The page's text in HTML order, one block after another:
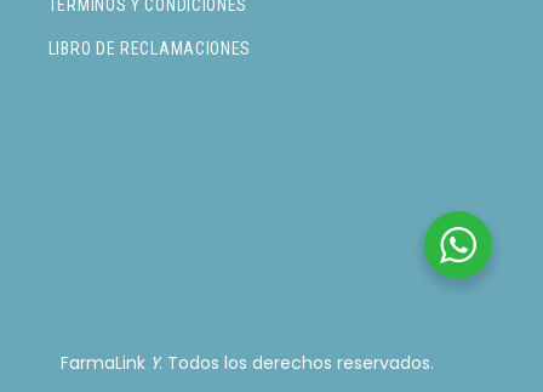
TÉRMINOS Y CONDICIONES
LIBRO DE RECLAMACIONES
FarmaLink Y. Todos los derechos reservados.